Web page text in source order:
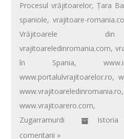
Procesul vrăjitoarelor,Ţara
spaniole,vrajitoare-
Vrăjitoarele din
vrajitoareledinromania.com,
în Spania,
www.portalulvrajitoarelor.ro,
www.vrajitoareledinromania.ro
www.vrajitoarero.com
Zugarramurdi
Istoria
comentarii »